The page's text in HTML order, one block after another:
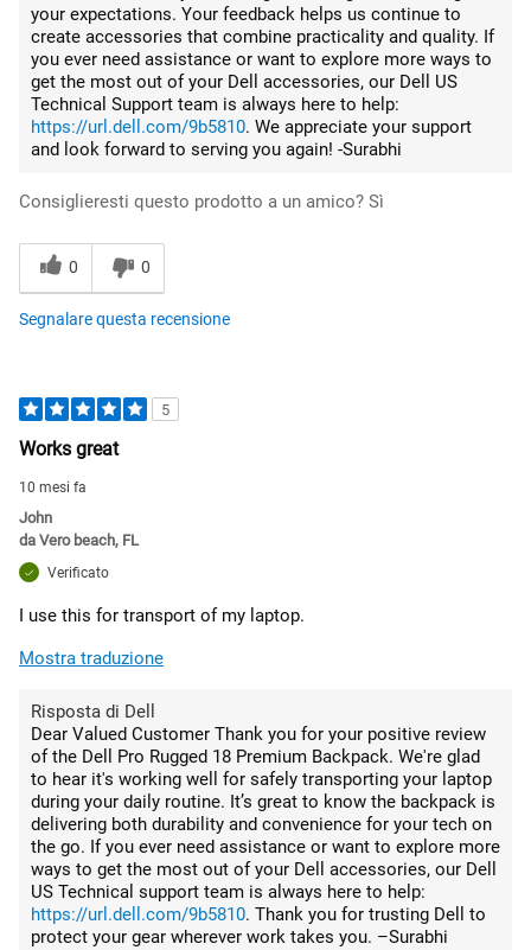
your expectations. Your feedback helps us continue to
create accessories that combine practicality and quality. If
you ever need assistance or want to explore more ways to
get the most out of your Dell accessories, our Dell US
Technical Support team is always here to help:
https://url.dell.com/9b5810. We appreciate your support
and look forward to serving you again! -Surabhi
Consiglieresti questo prodotto a un amico? Sì
0 0
Segnalare questa recensione
5
Works great
10 mesi fa
John
da Vero beach, FL
Verificato
I use this for transport of my laptop.
Mostra traduzione
Risposta di Dell
Dear Valued Customer Thank you for your positive review
of the Dell Pro Rugged 18 Premium Backpack. We're glad
to hear it's working well for safely transporting your laptop
during your daily routine. It’s great to know the backpack is
delivering both durability and convenience for your tech on
the go. If you ever need assistance or want to explore more
ways to get the most out of your Dell accessories, our Dell
US Technical support team is always here to help:
https://url.dell.com/9b5810. Thank you for trusting Dell to
protect your gear wherever work takes you. –Surabhi